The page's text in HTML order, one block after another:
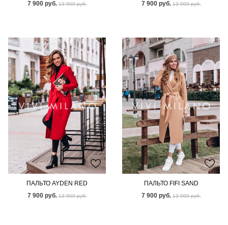
7 900 руб. 13 900 руб.
7 900 руб. 13 900 руб.
ПАЛЬТО AYDEN RED
7 900 руб. 13 900 руб.
ПАЛЬТО FIFI SAND
7 900 руб. 13 900 руб.